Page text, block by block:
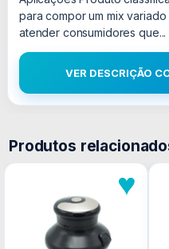
para compor um mix
atender consumidores que...
VER DESCRIÇÃO
Produtos
♥